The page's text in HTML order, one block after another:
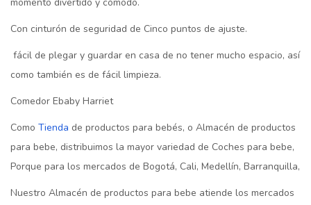
momento divertido y cómodo.
Con cinturón de seguridad de Cinco puntos de ajuste.
fácil de plegar y guardar en casa de no tener mucho espacio, así
como también es de fácil limpieza.
Comedor Ebaby Harriet
Como Tienda de productos para bebés, o Almacén de productos
para bebe, distribuimos la mayor variedad de Coches para bebe,
Porque para los mercados de Bogotá, Cali, Medellín, Barranquilla,
Nuestro Almacén de productos para bebe atiende los mercados